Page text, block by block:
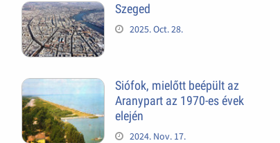
Szeged
2025. Oct. 28.
Siófok, mielőtt beépült az
Aranypart az 1970-es évek
elején
2024. Nov. 17.